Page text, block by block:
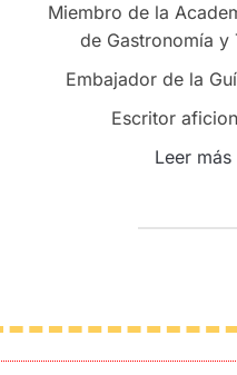
Miembro de la
de Gastronomía y
Embajador de la
Escritor
Leer más